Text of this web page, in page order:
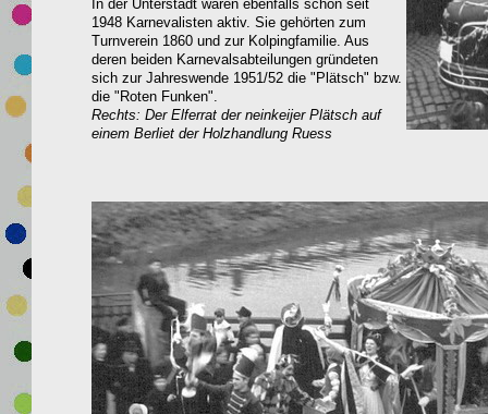
In der Unterstadt waren ebenfalls schon seit
1948 Karnevalisten aktiv. Sie gehörten zum
Turnverein 1860 und zur Kolpingfamilie. Aus
deren beiden Karnevalsabteilungen gründeten
sich zur Jahreswende 1951/52 die "Plätsch" bzw.
die "Roten Funken".
Rechts: Der Elferrat der neinkeijer Plätsch auf
einem Berliet der Holzhandlung Ruess